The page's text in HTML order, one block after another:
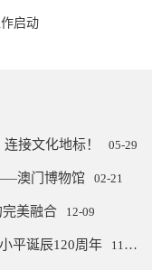
启动
接文化地标！ 05-29
澳门博物馆 02-21
美融合 12-09
平诞辰120周年 11-07